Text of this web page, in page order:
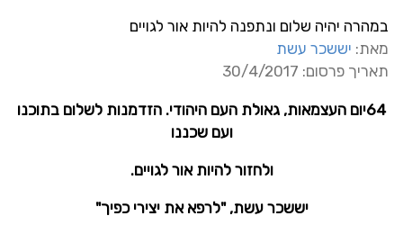
במהרה יהיה שלום ונתפנה להיות אור לגויים
מאת: יששכר עשת
תאריך פרסום: 30/4/2017
64יום העצמאות, גאולת העם היהודי. הזדמנות לשלום בתוכנו
ועם שכננו
ולחזור להיות אור לגויים.
יששכר עשת, "לרפא את יצירי כפיך"